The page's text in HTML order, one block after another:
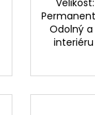
Odolný